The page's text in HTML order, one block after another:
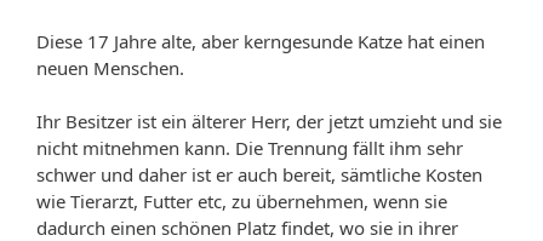
Diese 17 Jahre alte, aber kerngesunde Katze hat einen
neuen Menschen.
Ihr Besitzer ist ein älterer Herr, der jetzt umzieht und sie
nicht mitnehmen kann. Die Trennung fällt ihm sehr
schwer und daher ist er auch bereit, sämtliche Kosten
wie Tierarzt, Futter etc, zu übernehmen, wenn sie
dadurch einen schönen Platz findet, wo sie in ihrer